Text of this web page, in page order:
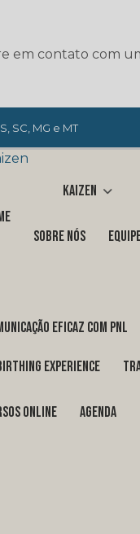
em contato com
SC, MG e MT
Kaizen
Sobre nós
EFICAZ COM PNL
EXPERIENCE
Online Agenda